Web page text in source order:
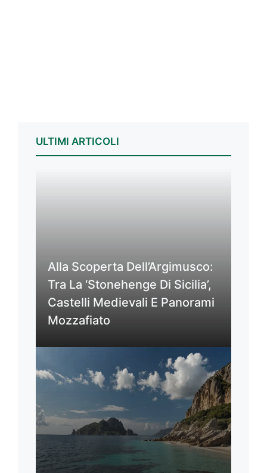
ULTIMI ARTICOLI
Alla Scoperta Dell’Argimusco:
Tra La ‘Stonehenge Di Sicilia’,
Castelli Medievali E Panorami
Mozzafiato